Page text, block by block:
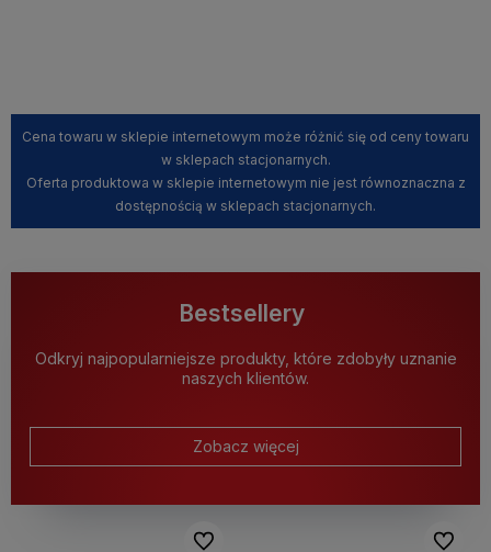
Cena towaru w sklepie internetowym może różnić się od ceny towaru
w sklepach stacjonarnych.
Oferta produktowa w sklepie internetowym nie jest równoznaczna z
dostępnością w sklepach stacjonarnych.
Bestsellery
Odkryj najpopularniejsze produkty, które zdobyły uznanie
naszych klientów.
Zobacz więcej
Do ulubionych Do